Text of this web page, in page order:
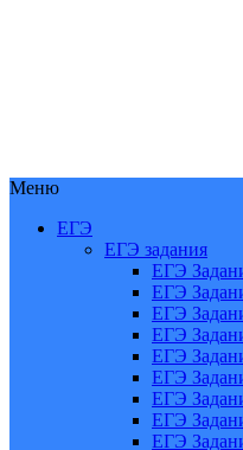
Меню
ЕГЭ
ЕГЭ задания
ЕГЭ
ЕГЭ
ЕГЭ
ЕГЭ
ЕГЭ
ЕГЭ
ЕГЭ
ЕГЭ
ЕГЭ